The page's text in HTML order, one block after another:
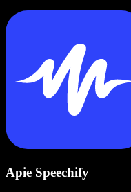
Apie Speechify